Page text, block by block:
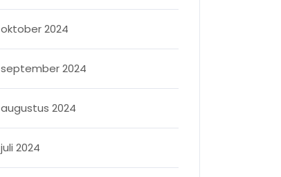
oktober 2024
september 2024
augustus 2024
juli 2024